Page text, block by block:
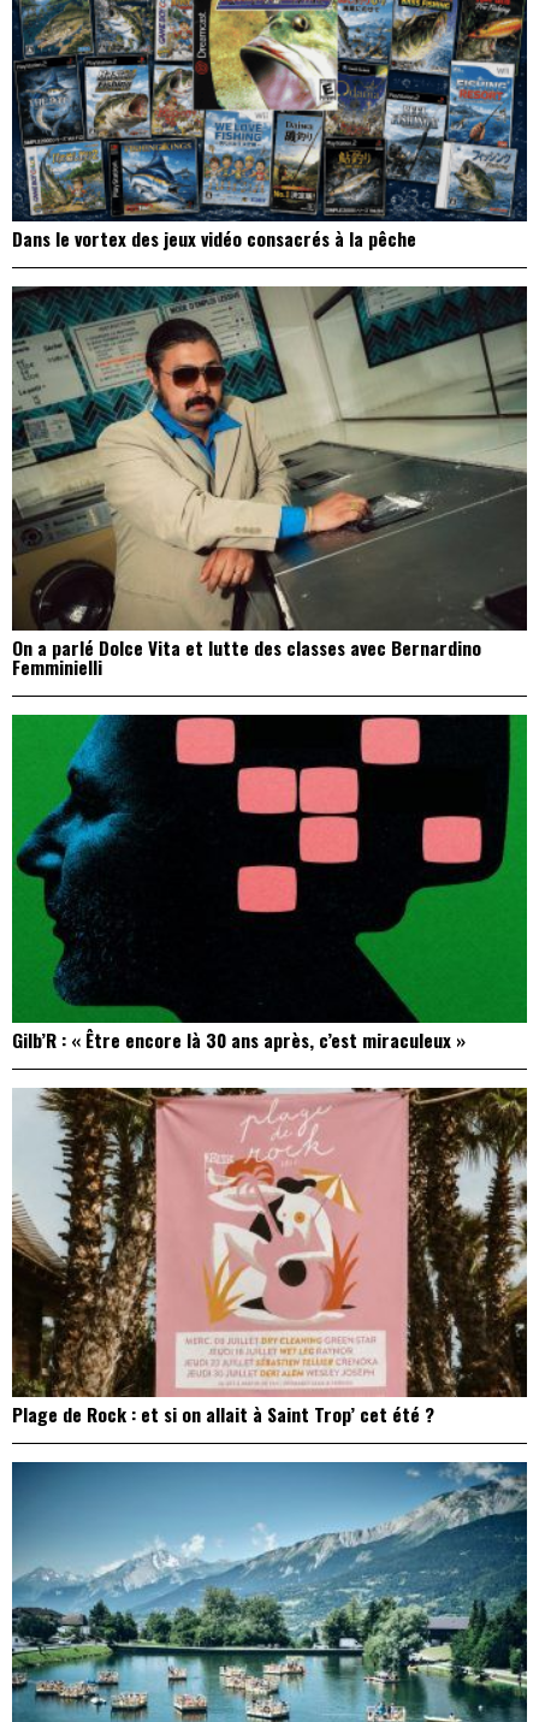
Dans le vortex des jeux vidéo consacrés à la pêche
On a parlé Dolce Vita et lutte des classes avec Bernardino
Femminielli
Gilb’R : « Être encore là 30 ans après, c’est miraculeux »
Plage de Rock : et si on allait à Saint Trop’ cet été ?